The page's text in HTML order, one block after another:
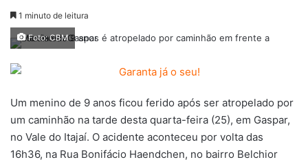
1 minuto de leitura
Foto: CBM
Um menino de 9 anos ficou ferido após ser atropelado por
um caminhão na tarde desta quarta-feira (25), em Gaspar,
no Vale do Itajaí. O acidente aconteceu por volta das
16h36, na Rua Bonifácio Haendchen, no bairro Belchior